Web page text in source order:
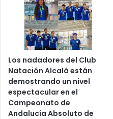
Los nadadores del Club
Natación Alcalá están
demostrando un nivel
espectacular en el
Campeonato de
Andalucía Absoluto de